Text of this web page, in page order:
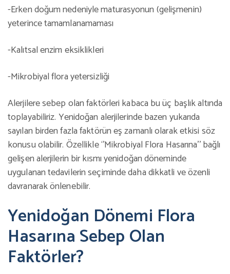
-Erken doğum nedeniyle maturasyonun (gelişmenin)
yeterince tamamlanamaması
-Kalıtsal enzim eksiklikleri
-Mikrobiyal flora yetersizliği
Alerjilere sebep olan faktörleri kabaca bu üç başlık altında
toplayabiliriz. Yenidoğan alerjilerinde bazen yukarıda
sayılan birden fazla faktörün eş zamanlı olarak etkisi söz
konusu olabilir. Özellikle ‘’Mikrobiyal Flora Hasarına’’ bağlı
gelişen alerjilerin bir kısmı yenidoğan döneminde
uygulanan tedavilerin seçiminde daha dikkatli ve özenli
davranarak önlenebilir.
Yenidoğan Dönemi Flora
Hasarına Sebep Olan
Faktörler?